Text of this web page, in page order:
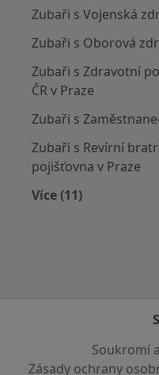
Zubaři s Vojenská
Zubaři s Oborová
Zubaři s Zdravotní
ČR v Praze
Zubaři s
Zubaři s Revírní
pojišťovna v Praze
Více (11)
Soukromí
Zásady ochrany